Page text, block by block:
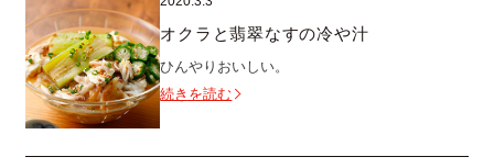
オクラと翡翠なすの冷や汁
ひんやりおいしい。
続きを読む